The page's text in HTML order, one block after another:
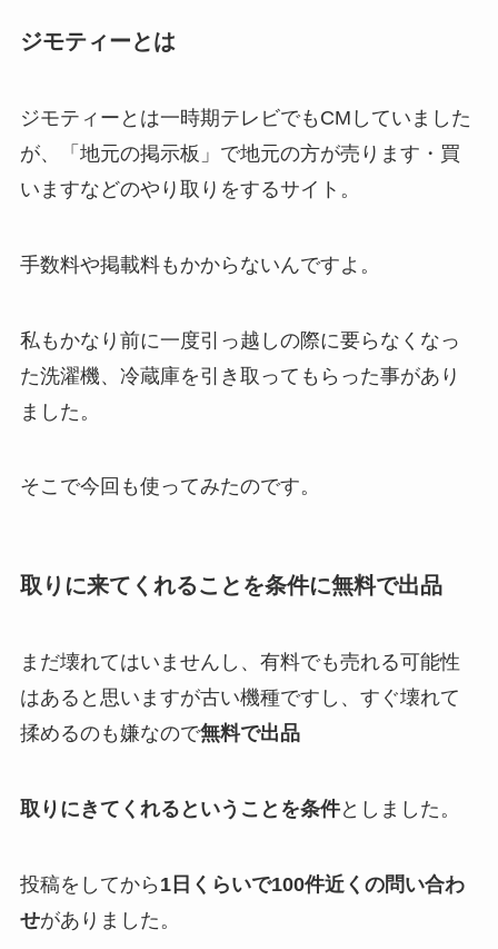
ジモティーとは
ジモティーとは一時期テレビでもCMしていました
が、「地元の掲示板」で地元の方が売ります・買
いますなどのやり取りをするサイト。
手数料や掲載料もかからないんですよ。
私もかなり前に一度引っ越しの際に要らなくなっ
た洗濯機、冷蔵庫を引き取ってもらった事があり
ました。
そこで今回も使ってみたのです。
取りに来てくれることを条件に無料で出品
まだ壊れてはいませんし、有料でも売れる可能性
はあると思いますが古い機種ですし、すぐ壊れて
揉めるのも嫌なので無料で出品
取りにきてくれるということを条件としました。
投稿をしてから 1日くらいで100件近くの問い合わ
せがありました。